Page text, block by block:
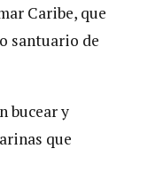
Caribe, que
santuario de
bucear y
que